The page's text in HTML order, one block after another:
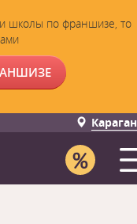
школы по франшизе, то